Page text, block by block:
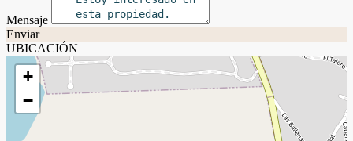
Mensaje
Enviar
UBICACIÓN
+
−